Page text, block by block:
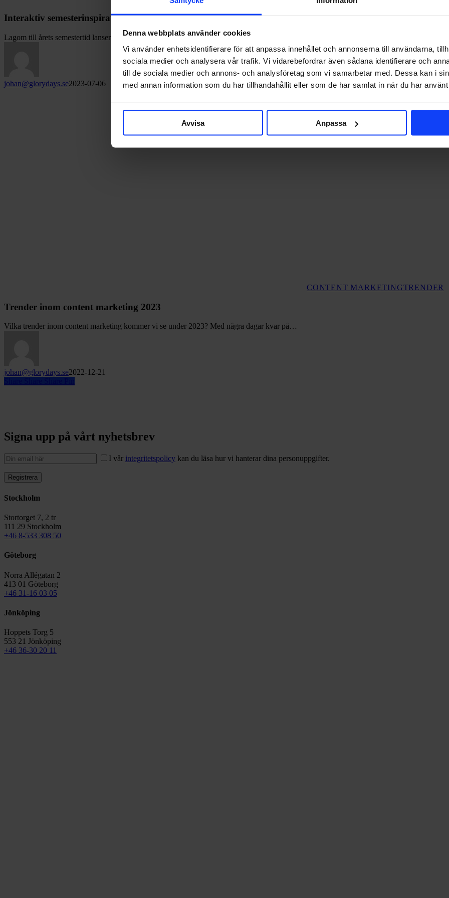
Denna webbplats använder cookies
Vi använder enhetsidentifierare för att anpassa innehållet och annonserna till användarna,
sociala medier och analysera vår trafik. Vi vidarebefordrar även sådana identifierare och
till de sociala medier och annons- och analysföretag som vi samarbetar med. Dessa kan i
med annan information som du har tillhandahållit eller som de har samlat in när du har
Avvisa Anpassa
Interaktiv semesterinspiration från Visit Värmland
Lagom till årets semestertid lanserade Visit Värmland sin nya interaktiva karta. Kartan, som färdigställdes tidigare…
johan@glorydays.se2023-07-06
CONTENT MARKETINGTRENDER
Trender inom content marketing 2023
Vilka trender inom content marketing kommer vi se under 2023? Med några dagar kvar på…
johan@glorydays.se2022-12-21
Signa upp på vårt nyhetsbrev
I vår integritetspolicy kan du läsa hur vi hanterar dina personuppgifter.
Stockholm
Stortorget 7, 2 tr
111 29 Stockholm
+46 8-533 308 50
Göteborg
Norra Allégatan 2
413 01 Göteborg
+46 31-16 03 05
Jönköping
Hoppets Torg 5
553 21 Jönköping
+46 36-30 20 11